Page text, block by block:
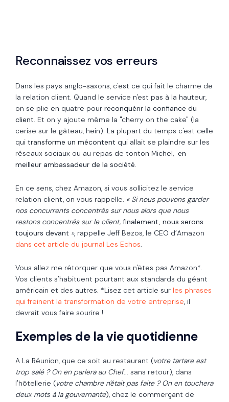
Reconnaissez vos erreurs
Dans les pays anglo-saxons, c'est ce qui fait le charme de
la relation client. Quand le service n'est pas à la hauteur,
on se plie en quatre pour reconquérir la confiance du
client . Et on y ajoute même la "cherry on the cake" (la
cerise sur le gâteau, hein). La plupart du temps c'est celle
qui transforme un mécontent qui allait se plaindre sur les
réseaux sociaux ou au repas de tonton Michel, en
meilleur ambassadeur de la société
En ce sens, chez Amazon, si vous sollicitez le service
relation client, on vous rappelle. « Si nous pouvons garder
nos concurrents concentrés sur nous alors que nous
restons concentrés sur le client, finalement, nous serons
toujours devant », rappelle Jeff Bezos, le CEO d’Amazon
dans cet article du journal Les Echos
Vous allez me rétorquer que vous n'êtes pas Amazon*.
Vos clients s'habituent pourtant aux standards du géant
américain et des autres. *Lisez cet article sur les phrases
qui freinent la transformation de votre entreprise , il
devrait vous faire sourire !
Exemples de la vie quotidienne
A La Réunion, que ce soit au restaurant (votre tartare est
trop salé ? On en parlera au Chef... sans retour), dans
l'hôtellerie (votre chambre n'était pas faite ? On en touchera
deux mots à la gouvernante), chez le commerçant de